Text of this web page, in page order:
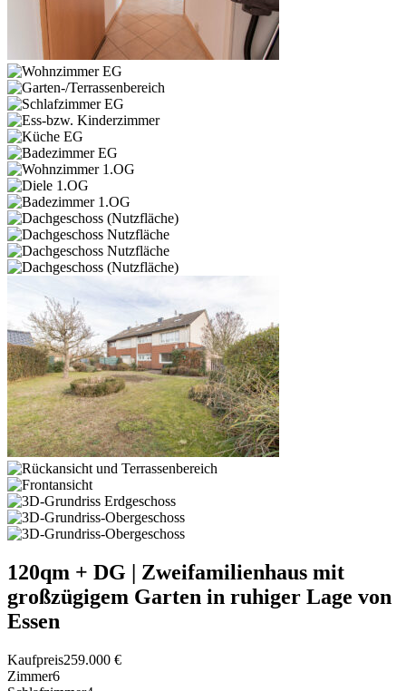
120qm + DG | Zweifamilienhaus mit
großzügigem Garten in ruhiger Lage von
Essen
Kaufpreis259.000 €
Zimmer6